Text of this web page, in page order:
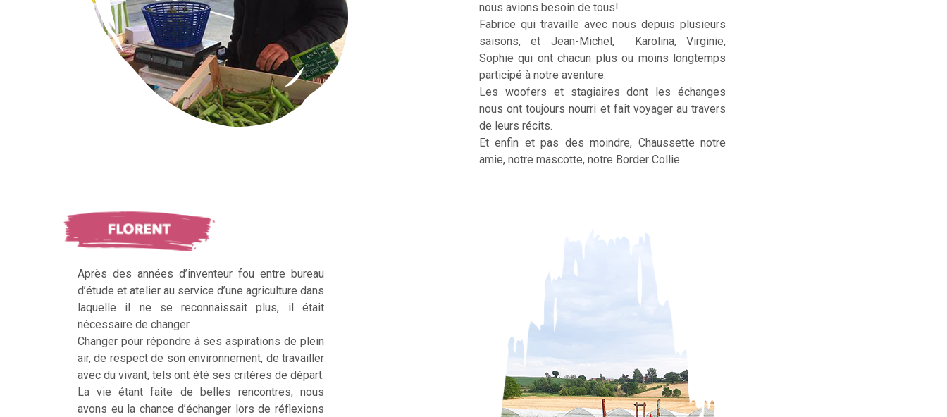
nous avions besoin de tous!
Fabrice qui travaille avec nous depuis plusieurs
saisons, et Jean-Michel, Karolina, Virginie,
Sophie qui ont chacun plus ou moins longtemps
participé à notre aventure.
Les woofers et stagiaires dont les échanges
nous ont toujours nourri et fait voyager au travers
de leurs récits.
Et enfin et pas des moindre, Chaussette notre
amie, notre mascotte, notre Border Collie.
Après des années d’inventeur fou entre bureau
d’étude et atelier au service d’une agriculture dans
laquelle il ne se reconnaissait plus, il était
nécessaire de changer.
Changer pour répondre à ses aspirations de plein
air, de respect de son environnement, de travailler
avec du vivant, tels ont été ses critères de départ.
La vie étant faite de belles rencontres, nous
avons eu la chance d’échanger lors de réflexions